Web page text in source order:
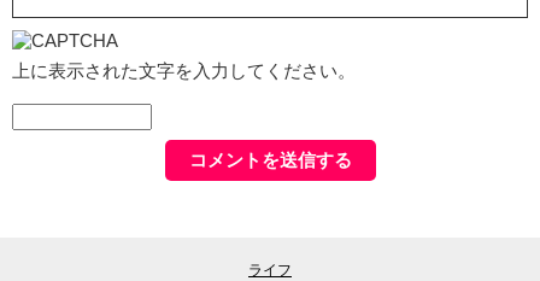
上に表示された文字を入力してください。
ライフ